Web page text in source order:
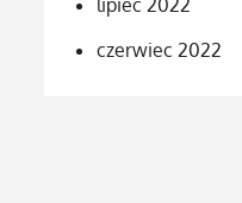
lipiec 2022
czerwiec 2022